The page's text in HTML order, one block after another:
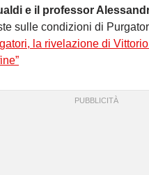
e il professor
sulle condizioni di
la rivelazione di